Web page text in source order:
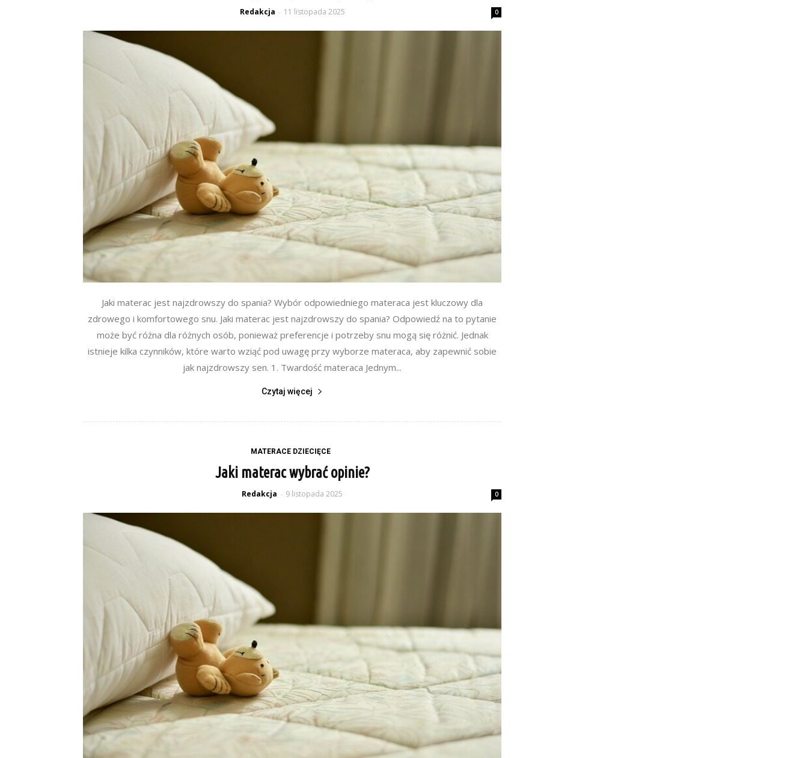
Redakcja - 11 listopada 2025 0
Jaki materac jest najzdrowszy do spania? Wybór odpowiedniego materaca jest kluczowy dla
zdrowego i komfortowego snu. Jaki materac jest najzdrowszy do spania? Odpowiedź na to pytanie
może być różna dla różnych osób, ponieważ preferencje i potrzeby snu mogą się różnić. Jednak
istnieje kilka czynników, które warto wziąć pod uwagę przy wyborze materaca, aby zapewnić sobie
jak najzdrowszy sen. 1. Twardość materaca Jednym...
Czytaj więcej
MATERACE DZIECIĘCE
Jaki materac wybrać opinie?
Redakcja - 9 listopada 2025 0